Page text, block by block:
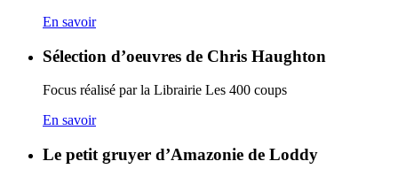
En savoir
Sélection d’oeuvres de Chris Haughton
Focus réalisé par la Librairie Les 400 coups
En savoir
Le petit gruyer d’Amazonie de Loddy